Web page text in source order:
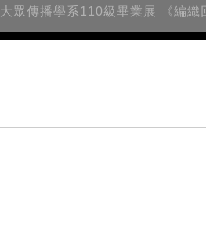
眾傳播學系110級畢業展 《編